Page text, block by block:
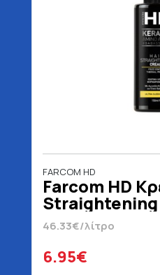
FARCOM HD
Farcom HD
Straightening
46.33€/λίτρο
6.95€